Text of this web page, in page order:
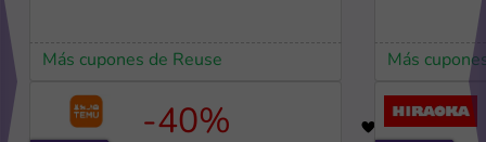
Más cupones de Reuse
-40%
Más